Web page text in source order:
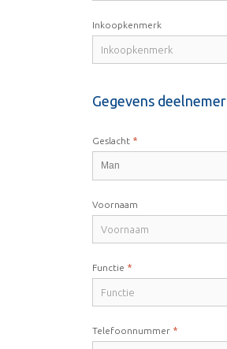
Inkoopkenmerk
Gegevens deelnemer
Geslacht *
Voornaam
Functie *
Telefoonnummer *